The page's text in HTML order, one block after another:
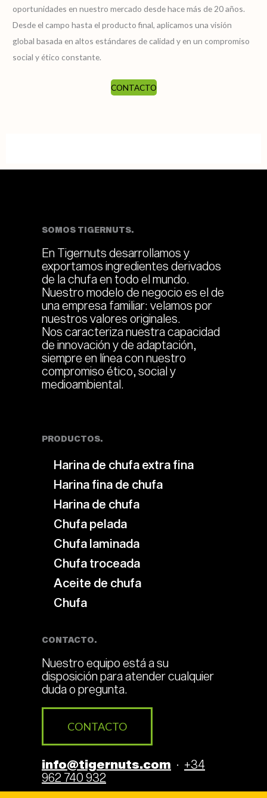
oportunidades en nuestro mercado desde hace más de 20 años.
Desde el campo hasta el producto final, aplicamos una visión
global basada en altos estándares de calidad y en un compromiso
social y ético constante.
CONTACTO
SOMOS TIGERNUTS.
En Tigernuts desarrollamos y
exportamos ingredientes derivados
de la chufa en todo el mundo.
Nuestro modelo de negocio es el de
una empresa familiar: velamos por
nuestros valores originales.
Nos caracteriza nuestra capacidad
de innovación y de adaptación,
siempre en línea con nuestro
compromiso ético, social y
medioambiental.
PRODUCTOS.
Harina de chufa extra fina
Harina fina de chufa
Harina de chufa
Chufa pelada
Chufa laminada
Chufa troceada
Aceite de chufa
Chufa
CONTACTO.
Nuestro equipo está a su
disposición para atender cualquier
duda o pregunta.
CONTACTO
info@tigernuts.com · +34
962 740 932